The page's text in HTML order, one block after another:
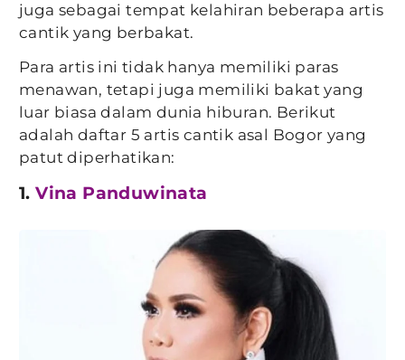
juga sebagai tempat kelahiran beberapa artis
cantik yang berbakat.
Para artis ini tidak hanya memiliki paras
menawan, tetapi juga memiliki bakat yang
luar biasa dalam dunia hiburan. Berikut
adalah daftar 5 artis cantik asal Bogor yang
patut diperhatikan:
1.Vina Panduwinata